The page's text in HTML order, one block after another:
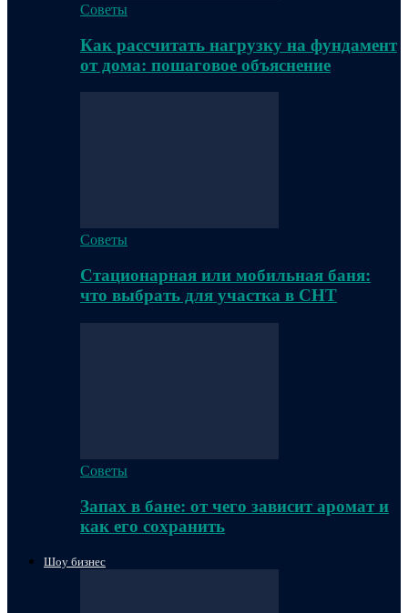
Советы
Как рассчитать нагрузку на фундамент
от дома: пошаговое объяснение
Советы
Стационарная или мобильная баня:
что выбрать для участка в СНТ
Советы
Запах в бане: от чего зависит аромат и
как его сохранить
Шоу бизнес